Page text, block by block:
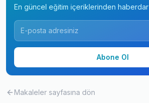
En güncel eğitim içeriklerinden
Abone Ol
Makaleler sayfasına dön